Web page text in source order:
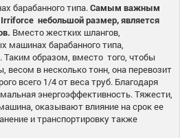
барабанного типа. Самым важным
небольшой размер, является
Вместо жестких шлангов,
машинах барабанного типа,
Таким образом, вместо того, чтобы
в несколько тонн, она перевозит
всего 1/4 от веса труб. Благодаря
энергоэффективность. Тяжести,
оказывают влияние на срок ее
и транспортировку также